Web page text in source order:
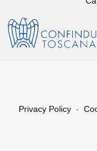
Privacy Policy -